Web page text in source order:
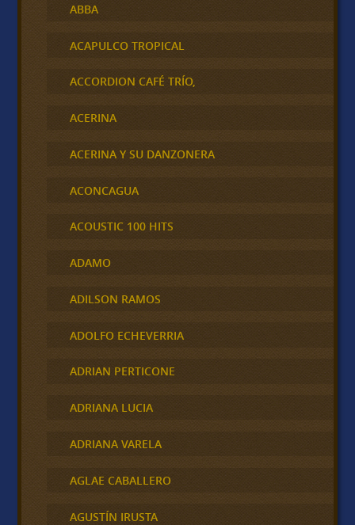
ABBA
ACAPULCO TROPICAL
ACCORDION CAFÉ TRÍO,
ACERINA
ACERINA Y SU DANZONERA
ACONCAGUA
ACOUSTIC 100 HITS
ADAMO
ADILSON RAMOS
ADOLFO ECHEVERRIA
ADRIAN PERTICONE
ADRIANA LUCIA
ADRIANA VARELA
AGLAE CABALLERO
AGUSTÍN IRUSTA